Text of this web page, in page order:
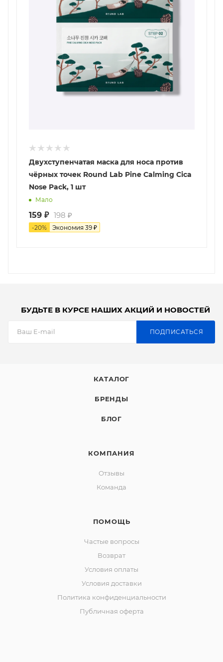
Двухступенчатая маска для носа против
чёрных точек Round Lab Pine Calming Cica
Nose Pack, 1 шт
Мало
159 ₽ 198 ₽
-20% Экономия 39 ₽
БУДЬТЕ В КУРСЕ НАШИХ АКЦИЙ И НОВОСТЕЙ
ПОДПИСАТЬСЯ
КАТАЛОГ
БРЕНДЫ
БЛОГ
КОМПАНИЯ
Отзывы
Команда
ПОМОЩЬ
Частые вопросы
Возврат
Условия оплаты
Условия доставки
Политика конфиденциальности
Публичная оферта